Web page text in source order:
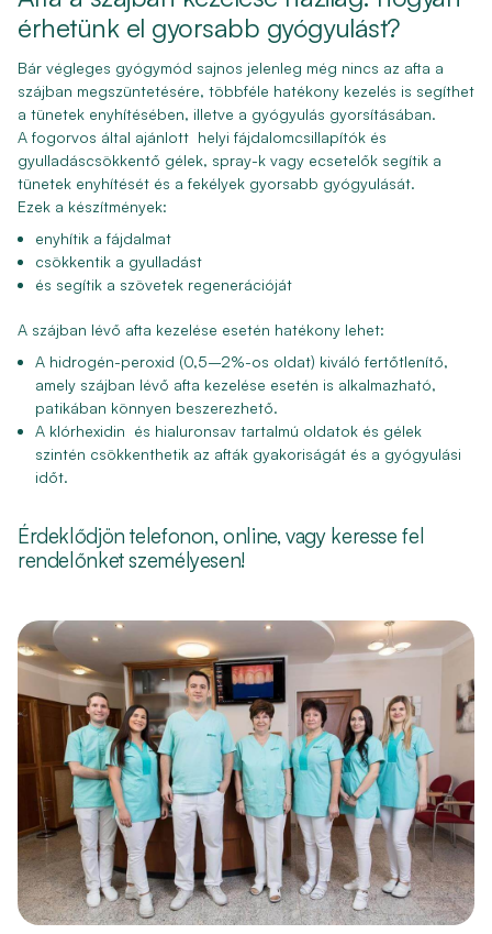
érhetünk el gyorsabb gyógyulást?
Bár végleges gyógymód sajnos jelenleg még nincs az afta a
szájban megszüntetésére, többféle hatékony kezelés is segíthet
a tünetek enyhítésében, illetve a gyógyulás gyorsításában.
A fogorvos által ajánlott helyi fájdalomcsillapítók és
gyulladáscsökkentő gélek, spray-k vagy ecsetelők segítik a
tünetek enyhítését és a fekélyek gyorsabb gyógyulását.
Ezek a készítmények:
enyhítik a fájdalmat
csökkentik a gyulladást
és segítik a szövetek regenerációját
A szájban lévő afta kezelése esetén hatékony lehet:
A hidrogén-peroxid (0,5–2%-os oldat) kiváló fertőtlenítő,
amely szájban lévő afta kezelése esetén is alkalmazható,
patikában könnyen beszerezhető.
A klórhexidin és hialuronsav tartalmú oldatok és gélek
szintén csökkenthetik az afták gyakoriságát és a gyógyulási
időt.
Érdeklődjön telefonon, online, vagy keresse fel
rendelőnket személyesen!